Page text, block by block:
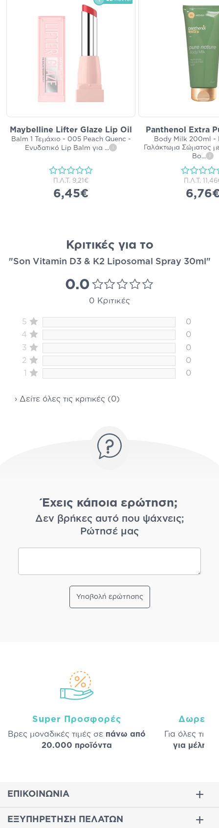
Maybelline Lifter Glaze Lip Oil
Balm 1 Τεμάχιο - 005 Peach Quenc -
Ενυδατικό Lip Balm για ... i
Π.Λ.Τ. 9,21€
6,45€
Panthenol Extra
Body Milk 200ml -
Γαλάκτωμα Σώματος
Βο... i
Π.Λ.Τ.
Κριτικές για το
"Son Vitamin D3 & K2 Liposomal Spray 30ml"
0.0
0 Κριτικές
5
0
4
0
3
0
2
0
1
0
› Δείτε όλες τις κριτικές (0)
Έχεις κάποια ερώτηση;
Δεν βρήκες αυτό που ψάχνεις;
Ρώτησέ μας
Υποβολή ερώτησης
Super Προσφορές
Βρες μοναδικές τιμές σε πάνω από
20.000 προϊόντα
Δωρεάν
Για όλες τις
για μέλη
ΕΠΙΚΟΙΝΩΝΙΑ
ΕΞΥΠΗΡΕΤΗΣΗ ΠΕΛΑΤΩΝ